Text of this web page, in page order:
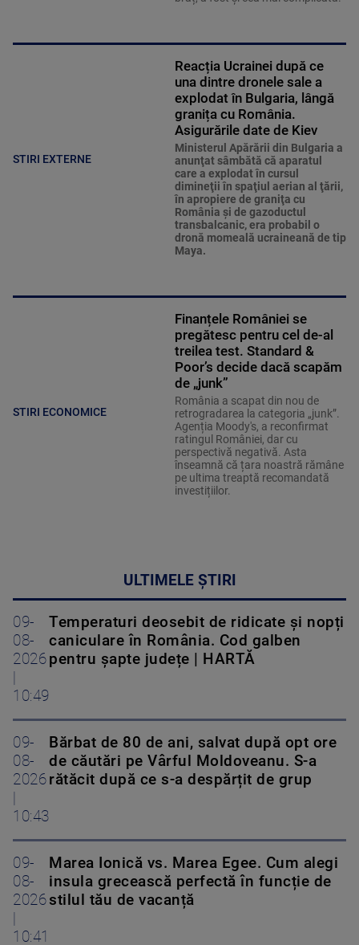
STIRI EXTERNE
Reacția Ucrainei după ce
una dintre dronele sale a
explodat în Bulgaria, lângă
granița cu România.
Asigurările date de Kiev
Ministerul Apărării din Bulgaria a
anunţat sâmbătă că aparatul
care a explodat în cursul
dimineţii în spaţiul aerian al ţării,
în apropiere de graniţa cu
România şi de gazoductul
transbalcanic, era probabil o
dronă momeală ucraineană de tip
Maya.
STIRI ECONOMICE
Finanțele României se
pregătesc pentru cel de-al
treilea test. Standard &
Poor’s decide dacă scapăm
de „junk”
România a scapat din nou de
retrogradarea la categoria „junk”.
Agenția Moody's, a reconfirmat
ratingul României, dar cu
perspectivă negativă. Asta
înseamnă că țara noastră rămâne
pe ultima treaptă recomandată
investițiilor.
ULTIMELE ȘTIRI
09-
08-
2026
10:49
Temperaturi deosebit de ridicate și nopți
caniculare în România. Cod galben
pentru șapte județe | HARTĂ
09-
08-
2026
10:43
Bărbat de 80 de ani, salvat după opt ore
de căutări pe Vârful Moldoveanu. S-a
rătăcit după ce s-a despărțit de grup
09-
08-
2026
10:41
Marea Ionică vs. Marea Egee. Cum alegi
insula grecească perfectă în funcție de
stilul tău de vacanță